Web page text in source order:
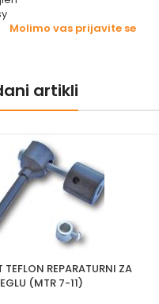
Molimo vas prijavite se
artikli
TEFLON REPARATURNI ZA
(MTR 7-11)